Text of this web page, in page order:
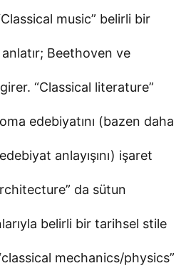
music” belirli bir
Beethoven ve
“Classical literature”
edebiyatını (bazen daha
anlayışını) işaret
da sütun
belirli bir tarihsel stile
mechanics/physics”